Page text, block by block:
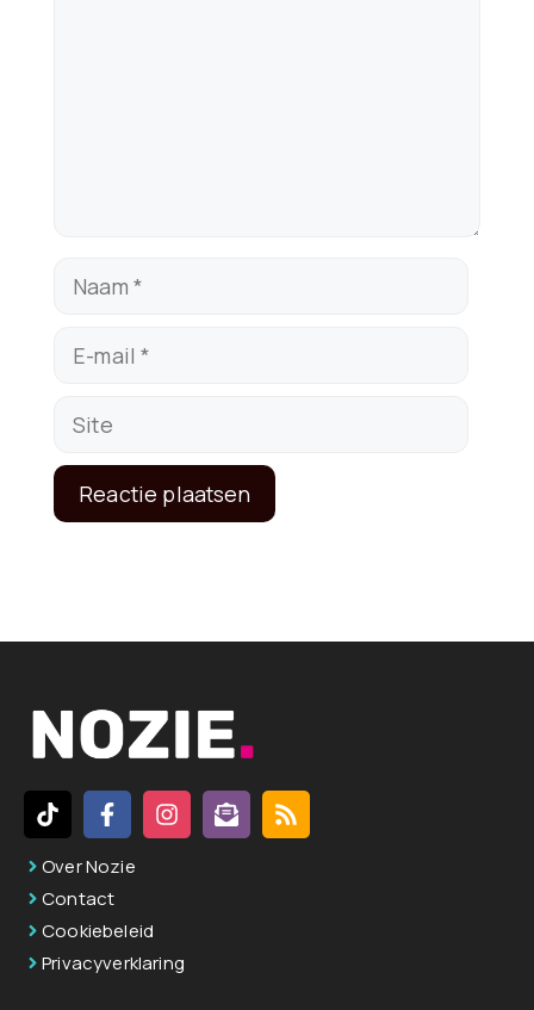
Naam
E-
mail
Site
e
n
a
i
v
e
:
Over Nozie
Contact
Cookiebeleid
Privacyverklaring